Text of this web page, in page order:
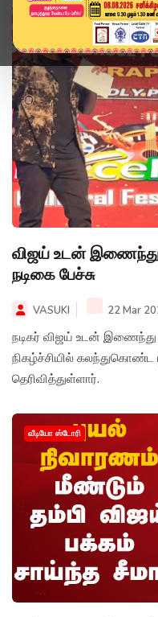
விஜய் உடன் இணைந்து
நடிகை பேச்சு
VASUKI 22 Mar
நடிகர் விஜய் உடன் இணைந்து
நிகழ்ச்சியில் கலந்துகொண்ட
தெரிவித்துள்ளார்.
வீடியோ ஸ்டோரி